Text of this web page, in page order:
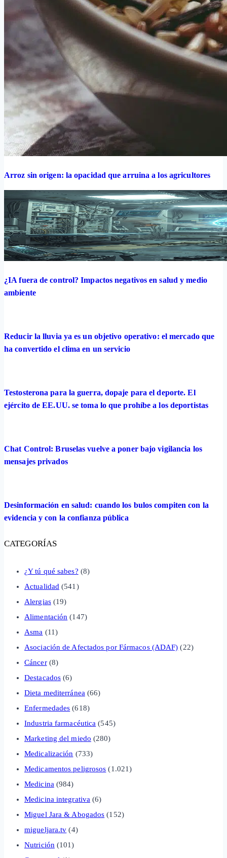
Arroz sin origen: la opacidad que arruina a los agricultores
¿IA fuera de control? Impactos negativos en salud y medio
ambiente
Reducir la lluvia ya es un objetivo operativo: el mercado que
ha convertido el clima en un servicio
Testosterona para la guerra, dopaje para el deporte. El
ejército de EE.UU. se toma lo que prohíbe a los deportistas
Chat Control: Bruselas vuelve a poner bajo vigilancia los
mensajes privados
Desinformación en salud: cuando los bulos compiten con la
evidencia y con la confianza pública
CATEGORÍAS
¿Y tú qué sabes? (8)
Actualidad (541)
Alergias(19)
Alimentación (147)
Asma (11)
Asociación de Afectados por Fármacos (ADAF) (22)
Cáncer(8)
Destacados (6)
Dieta mediterránea (66)
Enfermedades (618)
Industria farmacéutica (545)
Marketing del miedo (280)
Medicalización (733)
Medicamentos peligrosos (1.021)
Medicina (984)
Medicina integrativa (6)
Miguel Jara & Abogados (152)
migueljara.tv (4)
Nutrición (101)